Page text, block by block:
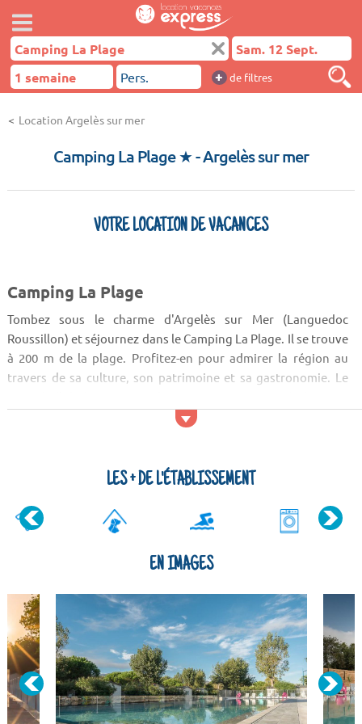
+ de filtres
Location Argelès sur mer
Camping La Plage ★- Argelès sur mer
VOTRE LOCATION DE VACANCES
Camping La Plage
Tombez sous le charme d'Argelès sur Mer (Languedoc
Roussillon) et séjournez dans le Camping La Plage. Il se trouve
à 200 m de la plage. Profitez-en pour admirer la région au
travers de sa culture, son patrimoine et sa gastronomie. Le
culturels, trouvez la sérénité dans la nature ! Vous serez
LES + DE L'ÉTABLISSEMENT
EN IMAGES